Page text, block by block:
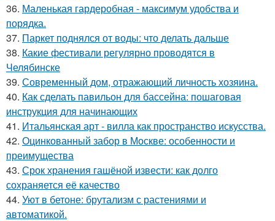
36. Маленькая гардеробная - максимум удобства и
порядка.
37. Паркет поднялся от воды: что делать дальше
38. Какие фестивали регулярно проводятся в
Челябинске
39. Современный дом, отражающий личность хозяина.
40. Как сделать павильон для бассейна: пошаговая
инструкция для начинающих
41. Итальянская арт - вилла как пространство искусства.
42. Оцинкованный забор в Москве: особенности и
преимущества
43. Срок хранения гашёной извести: как долго
сохраняется её качество
44. Уют в бетоне: брутализм с растениями и
автоматикой.